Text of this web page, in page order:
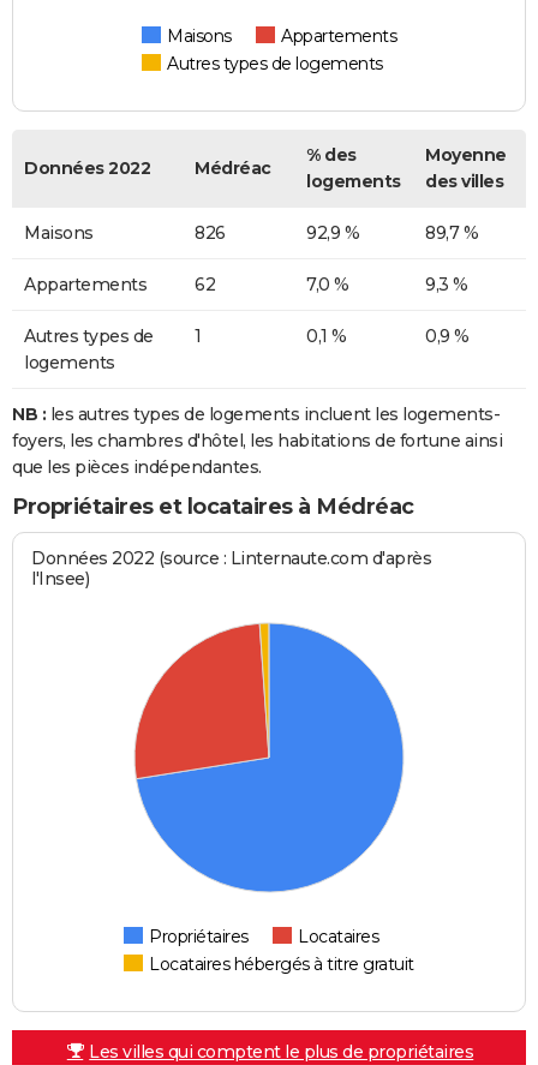
Maisons
Appartements
Autres types de logements
Données 2022 Médréac
% des
logements
Moyenne
des villes
Maisons 826 92,9 % 89,7 %
Appartements 62 7,0 % 9,3 %
Autres types de
logements
1 0,1 % 0,9 %
NB : les autres types de logements incluent les logements-
foyers, les chambres d'hôtel, les habitations de fortune ainsi
que les pièces indépendantes.
Propriétaires et locataires à Médréac
Données 2022 (source : Linternaute.com d'après
l'Insee)
Propriétaires
Locataires
Locataires hébergés à titre gratuit
Les villes qui comptent le plus de propriétaires